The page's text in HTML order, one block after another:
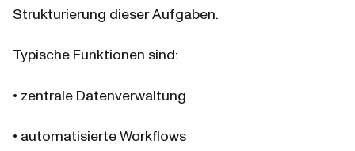
Strukturierung dieser Aufgaben.
Typische Funktionen sind:
• zentrale Datenverwaltung
• automatisierte Workflows